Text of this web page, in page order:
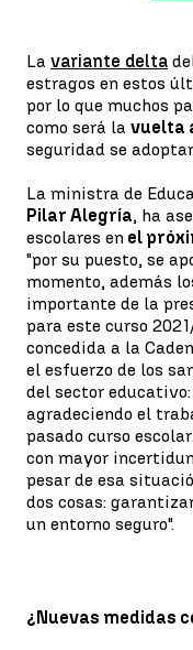
La variante delta
estragos en estos
por lo que muchos
como será la vuelta
seguridad se
La ministra de
Pilar Alegría, ha
escolares en el
"por su puesto, se
momento, además
importante de la
para este curso
concedida a la
el esfuerzo de los
del sector
agradeciendo el
pasado curso
con mayor
pesar de esa
dos cosas:
un entorno seguro".
¿Nuevas medidas